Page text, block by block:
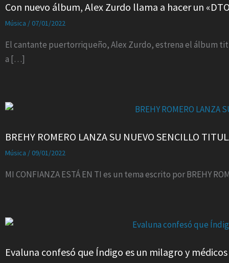
Con nuevo álbum, Alex Zurdo llama a hacer un
Música / 07/01/2022
El cantante puertorriqueño, Alex Zurdo, estrena el álbum
a […]
BREHY ROMERO LANZA SU NUEVO SENCILLO
Música / 09/01/2022
MI CONFIANZA ESTÁ EN TI es un tema escrito por BREHY
Evaluna confesó que Índigo es un milagro y